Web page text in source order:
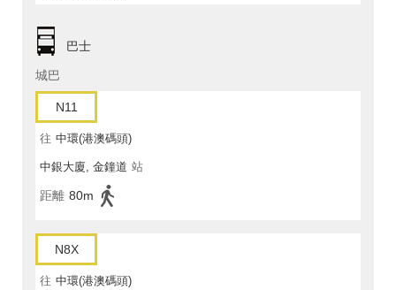
巴士
城巴
N11
往 中環(港澳碼頭)
中銀大廈, 金鐘道 站
距離 80m
N8X
往 中環(港澳碼頭)